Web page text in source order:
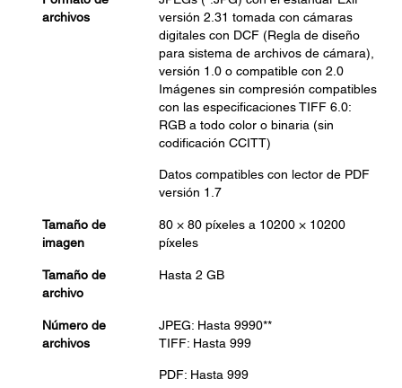
archivos
versión 2.31 tomada con cámaras
digitales con DCF (Regla de diseño
para sistema de archivos de cámara),
versión 1.0 o compatible con 2.0
Imágenes sin compresión compatibles
con las especificaciones TIFF 6.0:
RGB a todo color o binaria (sin
codificación CCITT)
Datos compatibles con lector de PDF
versión 1.7
Tamaño de
imagen
80 × 80 píxeles a 10200 × 10200
píxeles
Tamaño de
archivo
Hasta 2 GB
Número de
archivos
JPEG: Hasta 9990**
TIFF: Hasta 999
PDF: Hasta 999